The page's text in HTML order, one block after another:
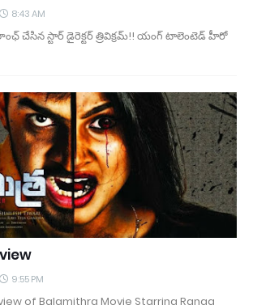
8:43 AM
చేసిన స్టార్ డైరెక్టర్ త్రివిక్రమ్!! యంగ్ టాలెంటెడ్ హీరో
9:55 PM
of Balamithra Movie Starring Ranga,